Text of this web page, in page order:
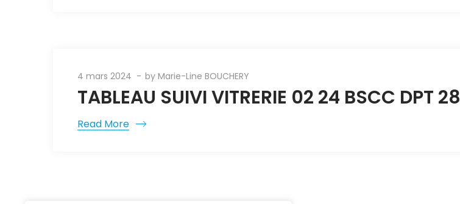
4 mars 2024 by Marie-Line BOUCHERY
TABLEAU SUIVI VITRERIE 02 24 BSCC DPT 28
Read More